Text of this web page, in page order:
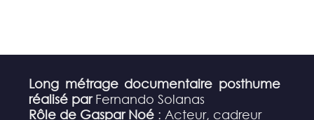
Long métrage documentaire posthume
réalisé parFernando Solanas
Rôle de Gaspar Noé : Acteur, cadreur